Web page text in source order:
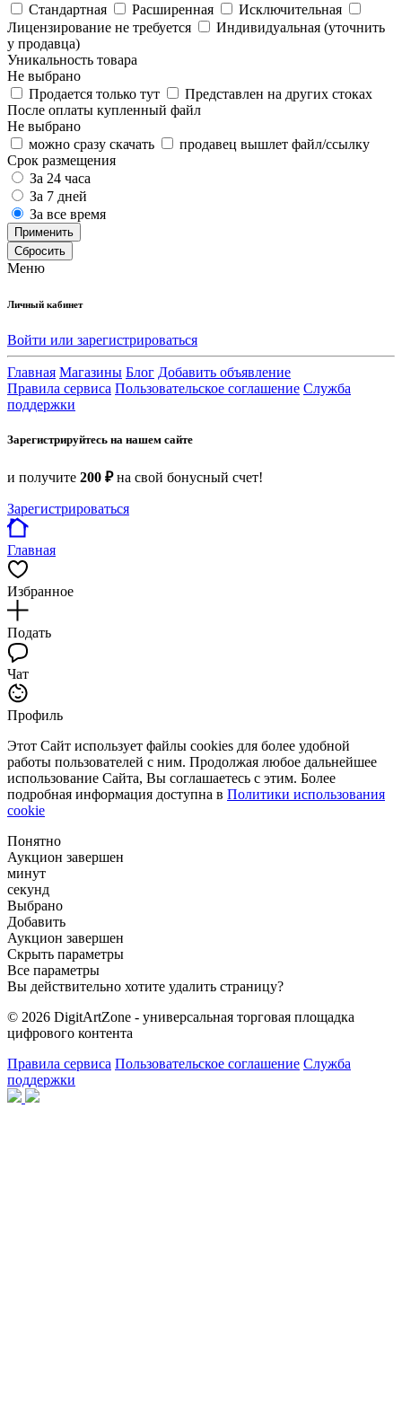
Стандартная
Расширенная
Исключительная
Лицензирование не требуется
Индивидуальная (уточнить
у продавца)
Уникальность товара
Не выбрано
Продается только тут
Представлен на других стоках
После оплаты купленный файл
Не выбрано
можно сразу скачать
продавец вышлет файл/ссылку
Срок размещения
За 24 часа
За 7 дней
За все время
Применить
Сбросить
Меню
Личный кабинет
Войти или зарегистрироваться
Главная Магазины Блог Добавить объявление
Правила сервиса Пользовательское соглашение Служба
поддержки
Зарегистрируйтесь на нашем сайте
и получите 200 ₽на свой бонусный счет!
Зарегистрироваться
Главная
Избранное
Подать
Чат
Профиль
Этот Сайт использует файлы cookies для более удобной
работы пользователей с ним. Продолжая любое дальнейшее
использование Сайта, Вы соглашаетесь с этим. Более
подробная информация доступна в Политики использования
cookie
Понятно
Аукцион завершен
минут
секунд
Выбрано
Добавить
Аукцион завершен
Скрыть параметры
Все параметры
Вы действительно хотите удалить страницу?
© 2026 DigitArtZone - универсальная торговая площадка
цифрового контента
Правила сервиса Пользовательское соглашение Служба
поддержки